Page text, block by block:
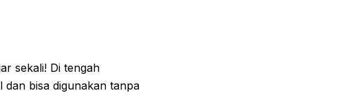
sekali! Di tengah
bisa digunakan tanpa